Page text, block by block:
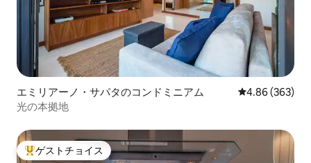
エミリアーノ・サパタのコンドミニアム レビュー363
4.86 (363)
光の本拠地
大好評のゲストチョイスです。
ゲストチョイス